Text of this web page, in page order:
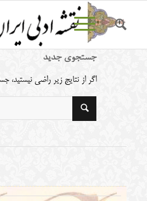
جستجوی جدید
اگر از نتایج زیر راضی